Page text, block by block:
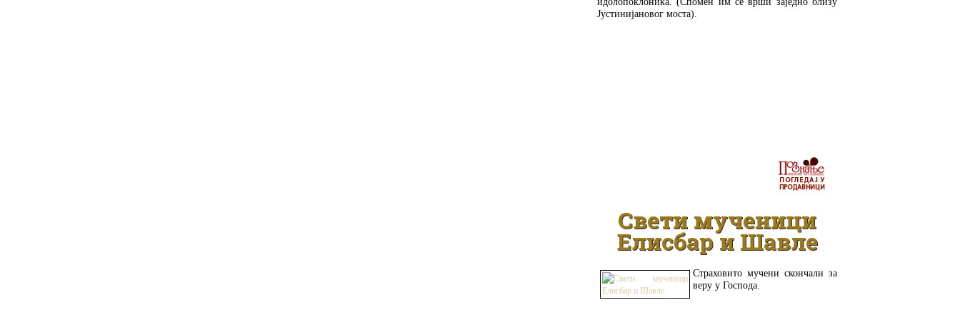
Јустинијановог моста).
Свети мученици
Елисбар и Шавле
Страховито мучени скончали за
веру у Господа.